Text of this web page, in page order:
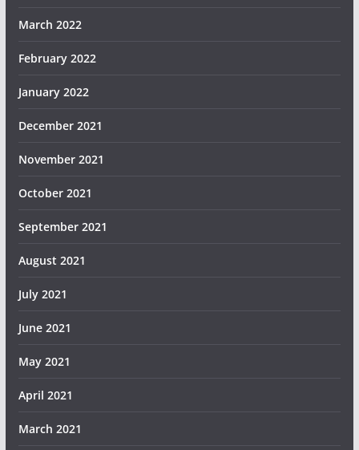
March 2022
February 2022
January 2022
December 2021
November 2021
October 2021
September 2021
August 2021
July 2021
June 2021
May 2021
April 2021
March 2021